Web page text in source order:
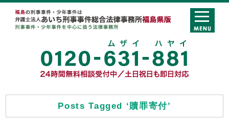
Posts Tagged ‘贖罪寄付’